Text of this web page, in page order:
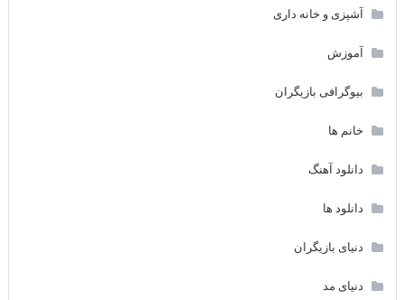
آشپزی و خانه داری
آموزش
بیوگرافی بازیگران
خانم ها
دانلود آهنگ
دانلود ها
دنیای بازیگران
دنیای مد